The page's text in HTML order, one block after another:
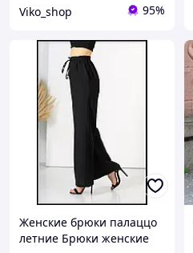
Viko_shop 95%
Женские брюки палаццо
летние Брюки женские